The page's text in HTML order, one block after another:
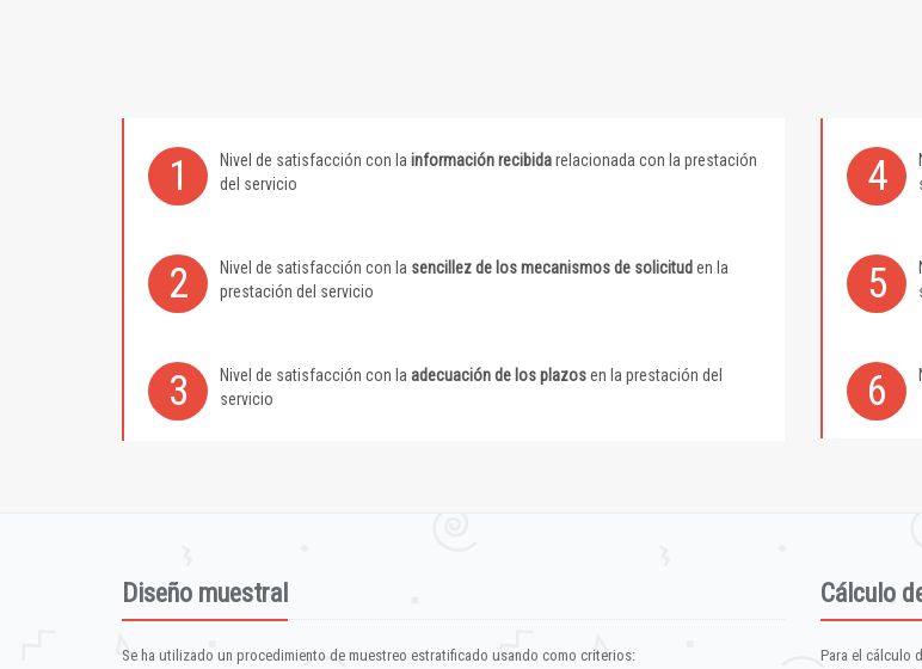
1 Nivel de satisfacción con la información recibidarelacionada con la prestación
del servicio
4
2 Nivel de satisfacción con la sencillez de los mecanismos de solicitud en la
prestación del servicio
5
3 Nivel de satisfacción con la adecuación de los plazosen la prestación del
servicio
6
Diseño muestral
Se ha utilizado un procedimiento de muestreo estratificado usando como criterios:
Cálculo
Para el cálculo